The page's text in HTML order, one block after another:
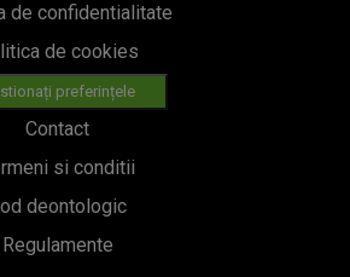
de confidentialitate
de cookies
preferințele
Contact
si conditii
deontologic
Regulamente